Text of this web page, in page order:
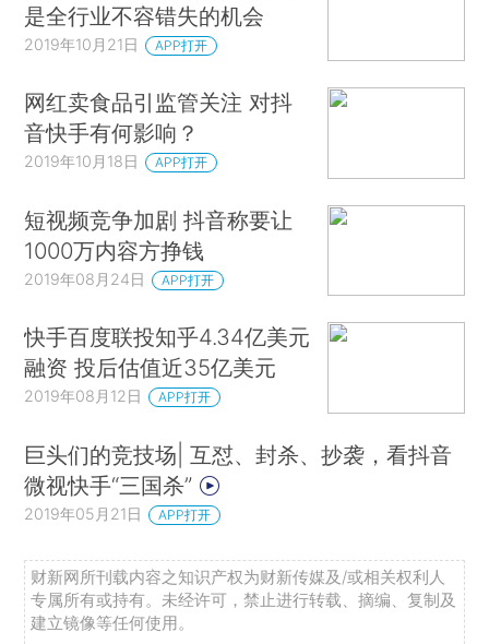
是全行业不容错失的机会
2019年10月21日 APP打开
网红卖食品引监管关注 对抖
音快手有何影响？
2019年10月18日 APP打开
短视频竞争加剧 抖音称要让
1000万内容方挣钱
2019年08月24日 APP打开
快手百度联投知乎4.34亿美元
融资 投后估值近35亿美元
2019年08月12日 APP打开
巨头们的竞技场| 互怼、封杀、抄袭，看抖音
微视快手“三国杀”
2019年05月21日 APP打开
财新网所刊载内容之知识产权为财新传媒及/或相关权利人
专属所有或持有。未经许可，禁止进行转载、摘编、复制及
建立镜像等任何使用。